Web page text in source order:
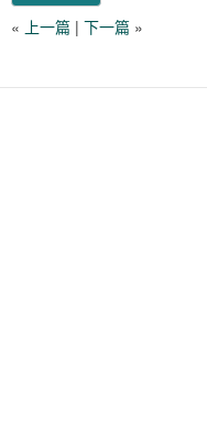
« 上一篇 | 下一篇 »